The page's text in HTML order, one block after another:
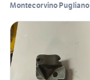
Montecorvino Pugliano